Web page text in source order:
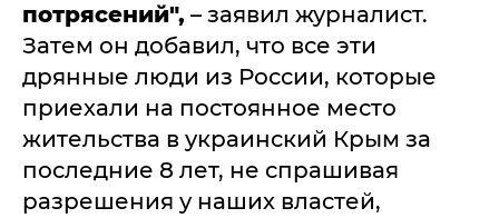
потрясений", – заявил журналист.
Затем он добавил, что все эти
дрянные люди из России, которые
приехали на постоянное место
жительства в украинский Крым за
последние 8 лет, не спрашивая
разрешения у наших властей,